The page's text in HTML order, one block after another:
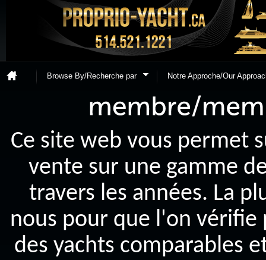
Browse By/Recherche par Notre Approche/Our
Ce site web vous permet
vente sur une gamme
travers les années. La
nous pour que l'on
des yachts comparables